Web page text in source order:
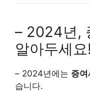
– 2024년,
알아두세요!
– 2024년에는 증여
습니다.